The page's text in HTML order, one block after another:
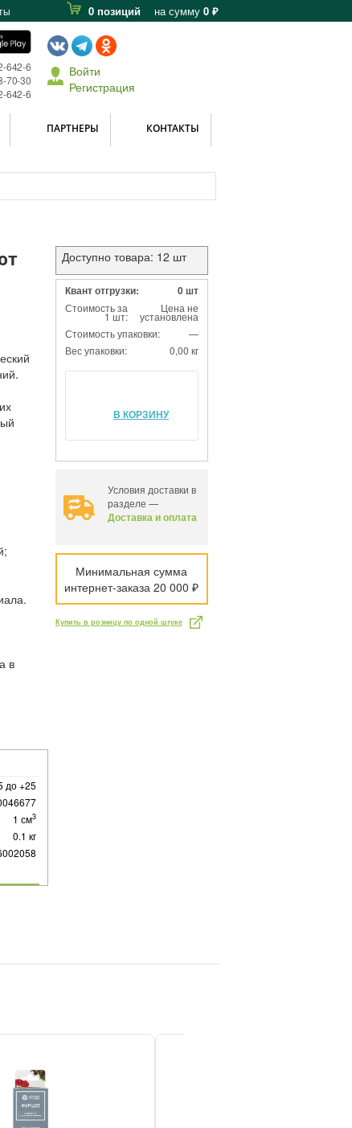
0 позиций на сумму 0 ₽
642-6
70-30
642-6
Войти
Регистрация
ПАРТНЕРЫ КОНТАКТЫ
в
до +25
1 см3
0.1 кг
Доступно товара: 12 шт
Квант отгрузки: 0 шт
Стоимость за
1 шт:
Цена не
установлена
Стоимость упаковки:
—
Вес упаковки:
0,00 кг
В КОРЗИНУ
Условия доставки в
разделе —
Доставка и оплата
Минимальная сумма
интернет-заказа 20 000 ₽
Купить в розницу по одной штуке